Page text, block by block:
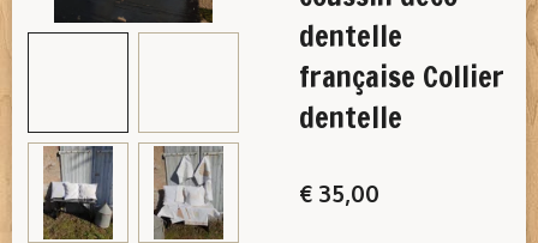
dentelle
française Collier
dentelle
€ 35,00